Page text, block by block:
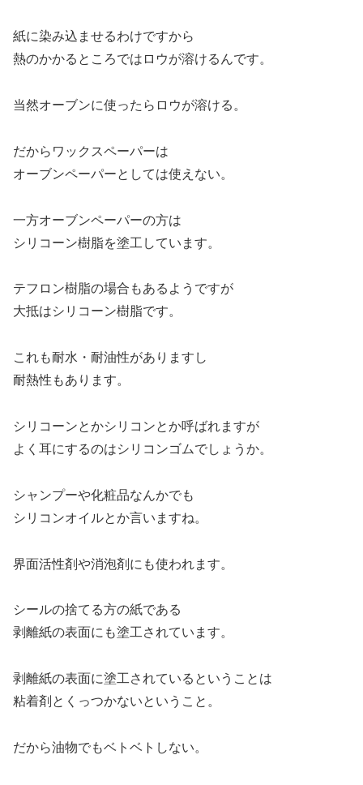
紙に染み込ませるわけですから
熱のかかるところではロウが溶けるんです。
当然オーブンに使ったらロウが溶ける。
だからワックスペーパーは
オーブンペーパーとしては使えない。
一方オーブンペーパーの方は
シリコーン樹脂を塗工しています。
テフロン樹脂の場合もあるようですが
大抵はシリコーン樹脂です。
これも耐水・耐油性がありますし
耐熱性もあります。
シリコーンとかシリコンとか呼ばれますが
よく耳にするのはシリコンゴムでしょうか。
シャンプーや化粧品なんかでも
シリコンオイルとか言いますね。
界面活性剤や消泡剤にも使われます。
シールの捨てる方の紙である
剥離紙の表面にも塗工されています。
剥離紙の表面に塗工されているということは
粘着剤とくっつかないということ。
だから油物でもベトベトしない。